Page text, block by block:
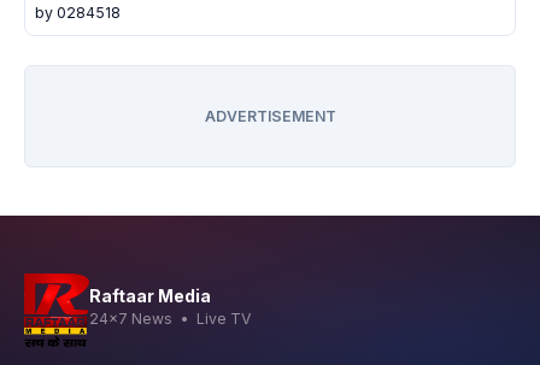
by 0284518
ADVERTISEMENT
Raftaar Media
24x7 News • Live TV